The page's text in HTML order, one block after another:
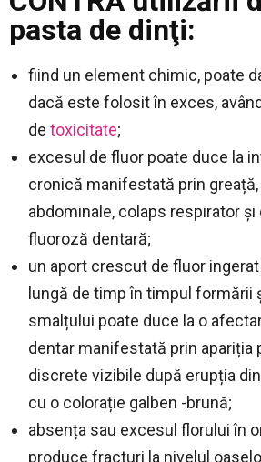
pasta de dinţi:
fiind un element chimic, poate
dacă este folosit în exces,
de toxicitate;
excesul de fluor poate duce la
cronică manifestată prin
abdominale, colaps respirator
fluoroză dentară;
un aport crescut de fluor
lungă de timp în timpul formării
smalțului poate duce la o
dentar manifestată prin apariția
discrete vizibile după erupția
cu o colorație galben -brună;
absența sau excesul florului în
produce fracturi la nivelul